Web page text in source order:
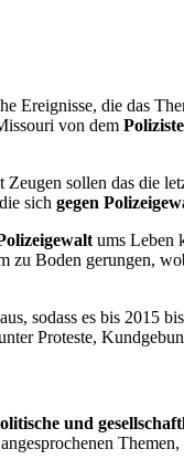
Ereignisse, die das
von dem
sollen das die
sich gegen
ums Leben
zu Boden gerungen,
sodass es bis 2015
Proteste,
und
Themen,